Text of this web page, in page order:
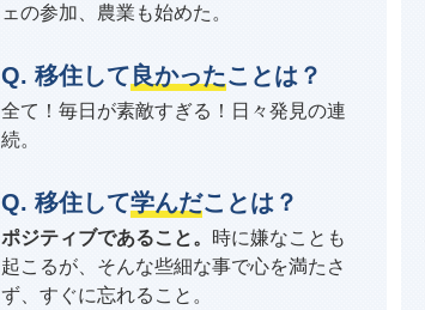
ェの参加、農業も始めた。
移住して 良かったことは？
全て！毎日が素敵すぎる！日々発見の連
続。
移住して学んだことは？
ポジティブであること。 時に嫌なことも
起こるが、そんな些細な事で心を満たさ
ず、すぐに忘れること。